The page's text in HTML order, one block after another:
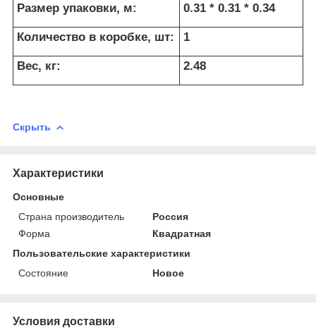
Размер упаковки, м:
0.31 * 0.31 * 0.34
Количество в коробке, шт: 1
Вес, кг: 2.48
Скрыть
Характеристики
Основные
Страна производитель
Россия
Форма
Квадратная
Пользовательские характеристики
Состояние
Новое
Условия доставки